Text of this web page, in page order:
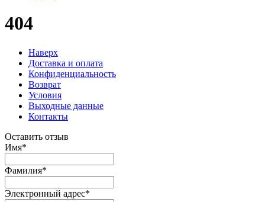
404
Наверх
Доставка и оплата
Конфиденциальность
Возврат
Условия
Выходные данные
Контакты
Оставить отзыв
Имя*
Фамилия*
Электронный адрес*